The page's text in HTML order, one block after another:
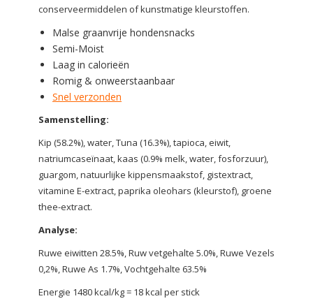
conserveermiddelen of kunstmatige kleurstoffen.
Malse graanvrije hondensnacks
Semi-Moist
Laag in calorieën
Romig & onweerstaanbaar
Snel verzonden
Samenstelling:
Kip (58.2%), water, Tuna (16.3%), tapioca, eiwit,
natriumcaseïnaat, kaas (0.9% melk, water, fosforzuur),
guargom, natuurlijke kippensmaakstof, gistextract,
vitamine E-extract, paprika oleohars (kleurstof), groene
thee-extract.
Analyse:
Ruwe eiwitten 28.5%, Ruw vetgehalte 5.0%, Ruwe Vezels
0,2%, Ruwe As 1.7%, Vochtgehalte 63.5%
Energie 1480 kcal/kg = 18 kcal per stick